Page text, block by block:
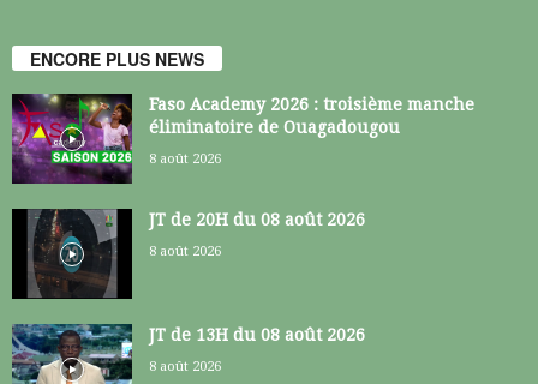
ENCORE PLUS NEWS
Faso Academy 2026 : troisième manche
éliminatoire de Ouagadougou
8 août 2026
JT de 20H du 08 août 2026
8 août 2026
JT de 13H du 08 août 2026
8 août 2026